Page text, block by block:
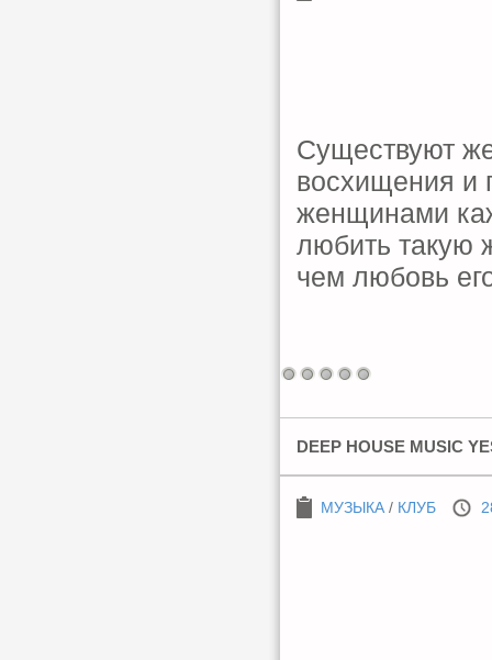
Существуют
восхищения и
женщинами
любить такую
чем любовь
DEEP HOUSE MUSIC
МУЗЫКА / КЛУБ